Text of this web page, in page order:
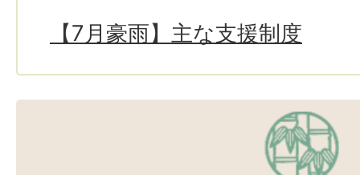
【7月豪雨】主な支援制度